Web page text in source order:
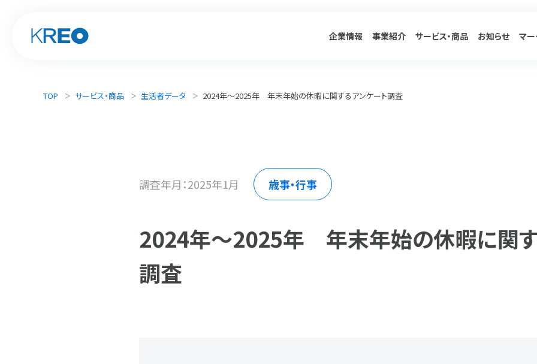
企業情報 事業紹介 サービス・商品 お知らせ マー
TOP サービス・商品 生活者データ 2024年〜2025年 年末年始の休暇に関するアンケート調査
調査年月：2025年1月 歳事・行事
2024年〜2025年 年末年始の休暇に関す
調査